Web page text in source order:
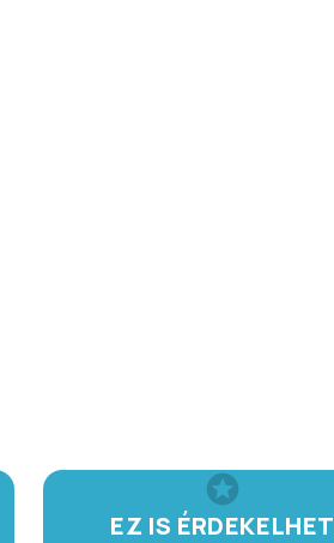
EZ IS ÉRDEKELHET